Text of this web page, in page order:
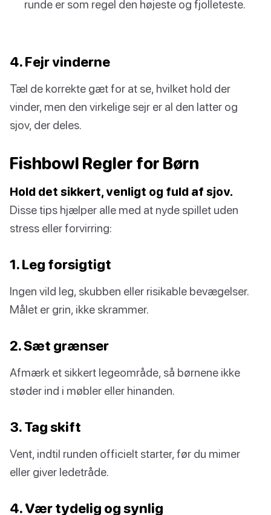
runde er som regel den højeste og fjolleteste.
4. Fejr vinderne
Tæl de korrekte gæt for at se, hvilket hold der
vinder, men den virkelige sejr er al den latter og
sjov, der deles.
Fishbowl Regler for Børn
Hold det sikkert, venligt og fuld af sjov.
Disse tips hjælper alle med at nyde spillet uden
stress eller forvirring:
1. Leg forsigtigt
Ingen vild leg, skubben eller risikable bevægelser.
Målet er grin, ikke skrammer.
2. Sæt grænser
Afmærk et sikkert legeområde, så børnene ikke
støder ind i møbler eller hinanden.
3. Tag skift
Vent, indtil runden officielt starter, før du mimer
eller giver ledetråde.
4. Vær tydelig og synlig